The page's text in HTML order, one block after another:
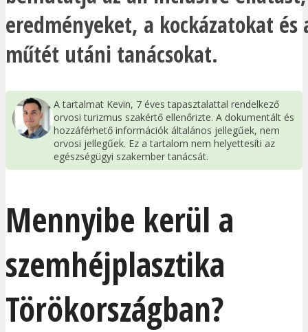
eredményeket, a kockázatokat és
műtét utáni tanácsokat.
A tartalmat Kevin, 7 éves tapasztalattal rendelkező
orvosi turizmus szakértő ellenőrizte. A dokumentált és
hozzáférhető információk általános jellegűek, nem
orvosi jellegűek. Ez a tartalom nem helyettesíti az
egészségügyi szakember tanácsát.
Mennyibe kerül a
szemhéjplasztika
Törökországban?